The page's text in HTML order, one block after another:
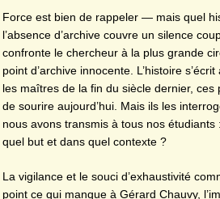
Force est bien de rappeler — mais quel
l’absence d’archive couvre un silence
confronte le chercheur à la plus grande
point d’archive innocente. L’histoire
les maîtres de la fin du siècle dernier, ces
de sourire aujourd’hui. Mais ils les
nous avons transmis à tous nos étudiants
quel but et dans quel contexte ?
La vigilance et le souci d’exhaustivité
point ce qui manque à Gérard Chauvy,